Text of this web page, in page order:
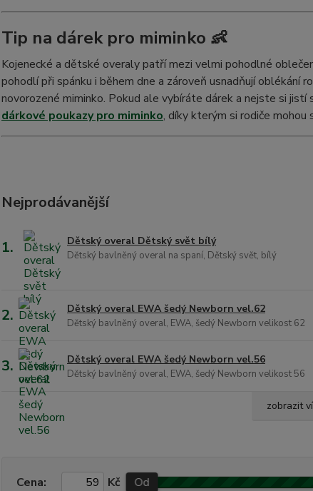
Tip na dárek pro miminko 👶
Kojenecké a dětské overaly patří mezi velmi pohodlné
pohodlí při spánku i během dne a zároveň usnadňují oblékání
novorozené miminko. Pokud ale vybíráte dárek a nejste si
dárkové poukazy pro miminko, díky kterým si rodiče
Nejprodávanější
1. Dětský overal Dětský svět bílý
Dětský bavlněný overal na spaní, Dětský svět, bílý
2. Dětský overal EWA šedý Newborn vel.62
Dětský bavlněný overal, EWA, šedý Newborn velikost 62
3. Dětský overal EWA šedý Newborn vel.56
Dětský bavlněný overal, EWA, šedý Newborn velikost 56
zobrazit
Cena: Kč Od